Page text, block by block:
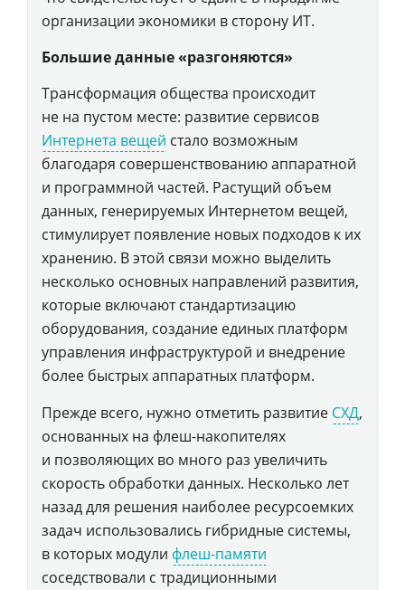
организации экономики в сторону ИТ.
Большие данные «разгоняются»
Трансформация общества происходит
не на пустом месте: развитие сервисов
Интернета вещей стало возможным
благодаря совершенствованию аппаратной
и программной частей. Растущий объем
данных, генерируемых Интернетом вещей,
стимулирует появление новых подходов к их
хранению. В этой связи можно выделить
несколько основных направлений развития,
которые включают стандартизацию
оборудования, создание единых платформ
управления инфраструктурой и внедрение
более быстрых аппаратных платформ.
Прежде всего, нужно отметить развитие СХД,
основанных на флеш-накопителях
и позволяющих во много раз увеличить
скорость обработки данных. Несколько лет
назад для решения наиболее ресурсоемких
задач использовались гибридные системы,
в которых модули флеш-памяти
соседствовали с традиционными